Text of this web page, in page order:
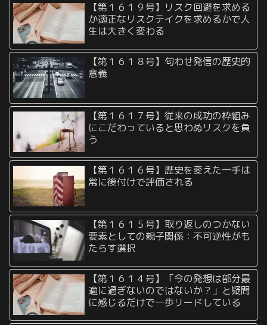
【第１６１９号】リスク回避を求める
か適正なリスクテイクを求めるかで人
生は大きく変わる
【第１６１８号】匂わせ発信の歴史的
意義
【第１６１７号】従来の成功の枠組み
にこだわっていると思わぬリスクを負
う
【第１６１６号】歴史を変えた一手は
常に後付けで評価される
【第１６１５号】取り返しのつかない
要素としての親子関係：不可逆性がも
たらす選択
【第１６１４号】「今の発想は部分最
適に過ぎないのではないか？」と疑問
に感じるだけで一歩リードしている